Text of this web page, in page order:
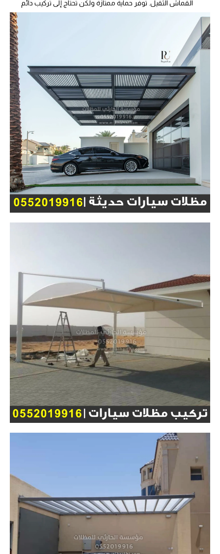
القماش الثقيل. توفر حماية ممتازة ولكن تحتاج إلى تركيب دائم